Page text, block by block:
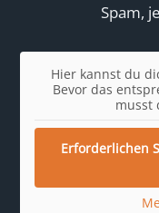
Spam,
Hier kannst du
Bevor das
musst
Erforderlichen